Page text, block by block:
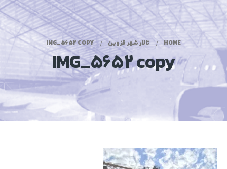
HOME تالار شهر قزوین IMG_5652 COPY
IMG_5652 copy